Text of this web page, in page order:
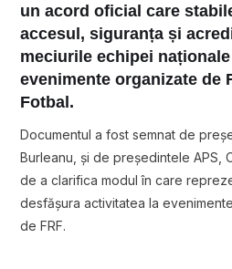
un acord oficial care
accesul, siguranța și
meciurile echipei
evenimente organizate de
Fotbal.
Documentul a fost semnat de
Burleanu, și de președintele APS,
de a clarifica modul în care
desfășura activitatea la
de FRF.